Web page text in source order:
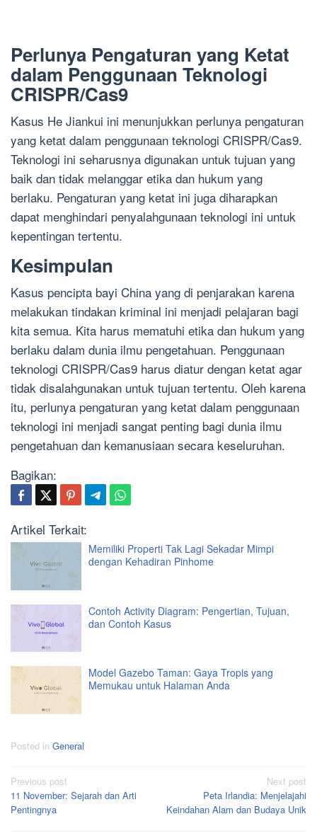
Perlunya Pengaturan yang Ketat
dalam Penggunaan Teknologi
CRISPR/Cas9
Kasus He Jiankui ini menunjukkan perlunya pengaturan
yang ketat dalam penggunaan teknologi CRISPR/Cas9.
Teknologi ini seharusnya digunakan untuk tujuan yang
baik dan tidak melanggar etika dan hukum yang
berlaku. Pengaturan yang ketat ini juga diharapkan
dapat menghindari penyalahgunaan teknologi ini untuk
kepentingan tertentu.
Kesimpulan
Kasus pencipta bayi China yang di penjarakan karena
melakukan tindakan kriminal ini menjadi pelajaran bagi
kita semua. Kita harus mematuhi etika dan hukum yang
berlaku dalam dunia ilmu pengetahuan. Penggunaan
teknologi CRISPR/Cas9 harus diatur dengan ketat agar
tidak disalahgunakan untuk tujuan tertentu. Oleh karena
itu, perlunya pengaturan yang ketat dalam penggunaan
teknologi ini menjadi sangat penting bagi dunia ilmu
pengetahuan dan kemanusiaan secara keseluruhan.
Bagikan:
Artikel Terkait:
Memiliki Properti Tak Lagi Sekadar Mimpi
dengan Kehadiran Pinhome
Contoh Activity Diagram: Pengertian, Tujuan,
dan Contoh Kasus
Model Gazebo Taman: Gaya Tropis yang
Memukau untuk Halaman Anda
Posted in General
Post
navigation
Previous post
11 November: Sejarah dan Arti
Pentingnya
Next post
Peta Irlandia: Menjelajahi
Keindahan Alam dan Budaya Unik